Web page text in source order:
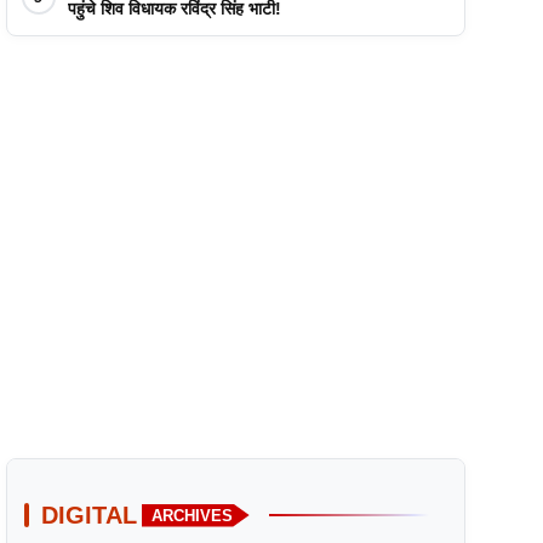
पहुंचे शिव विधायक रविंद्र सिंह भाटी!
DIGITAL ARCHIVES